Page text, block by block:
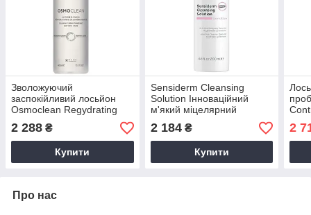
Зволожуючий
заспокійливий лосьйон
Osmoclean Regydrating
Lotion Care, 400 мл
2 288 ₴
Купити
Sensiderm Cleansing
Solution Інноваційний
м'який міцелярний
лосьйон для чутливої
шкіри "3в1", 200 мл
2 184₴
Купити
2
Про нас